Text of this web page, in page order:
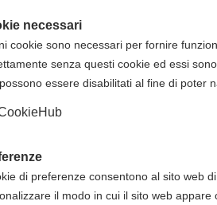
Il personale non
oppure approfondire con
74% nel test scritto e
in formato e-Card.
necessari
cookie sono necessari per fornire
senza questi cookie ed essi
essere disabilitati al fine di poter
di preferenze consentono al sito web
il modo in cui il sito web